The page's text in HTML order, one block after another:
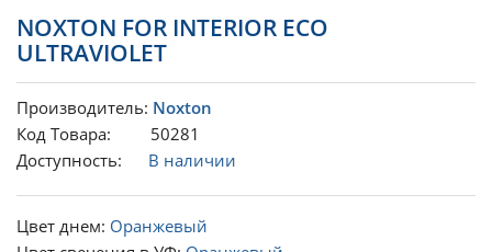
NOXTON FOR INTERIOR ECO
ULTRAVIOLET
Производитель: Noxton
Код Товара: 50281
Доступность: В наличии
Цвет днем: Оранжевый